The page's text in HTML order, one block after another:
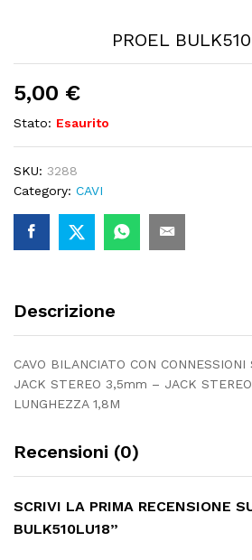
PROEL
5,00 €
Stato: Esaurito
SKU: 3288
Category: CAVI
Descrizione
CAVO BILANCIATO CON
JACK STEREO 3,5mm – JACK
LUNGHEZZA 1,8M
Recensioni (0)
SCRIVI LA PRIMA RECENSIONE
BULK510LU18”